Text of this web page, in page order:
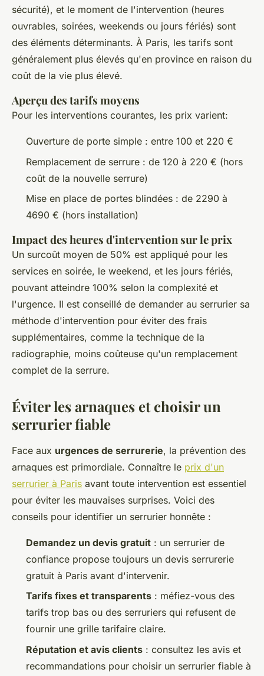
sécurité), et le moment de l'intervention (heures
ouvrables, soirées, weekends ou jours fériés) sont
des éléments déterminants. À Paris, les tarifs sont
généralement plus élevés qu'en province en raison du
coût de la vie plus élevé.
Aperçu des tarifs moyens
Pour les interventions courantes, les prix varient:
Ouverture de porte simple : entre 100 et 220 €
Remplacement de serrure : de 120 à 220 € (hors
coût de la nouvelle serrure)
Mise en place de portes blindées : de 2290 à
4690 € (hors installation)
Impact des heures d'intervention sur le prix
Un surcoût moyen de 50% est appliqué pour les
services en soirée, le weekend, et les jours fériés,
pouvant atteindre 100% selon la complexité et
l'urgence. Il est conseillé de demander au serrurier sa
méthode d'intervention pour éviter des frais
supplémentaires, comme la technique de la
radiographie, moins coûteuse qu'un remplacement
complet de la serrure.
Éviter les arnaques et choisir un
serrurier fiable
Face aux urgences de serrurerie, la prévention des
arnaques est primordiale. Connaître le prix d'un
serrurier à Paris avant toute intervention est essentiel
pour éviter les mauvaises surprises. Voici des
conseils pour identifier un serrurier honnête :
Demandez un devis gratuit : un serrurier de
confiance propose toujours un devis serrurerie
gratuit à Paris avant d'intervenir.
Tarifs fixes et transparents : méfiez-vous des
tarifs trop bas ou des serruriers qui refusent de
fournir une grille tarifaire claire.
Réputation et avis clients : consultez les avis et
recommandations pour choisir un serrurier fiable à